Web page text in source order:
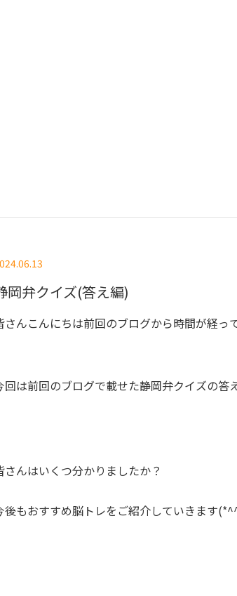
岡弁クイズ(答え編)
さんこんにちは前回のブログから時間が経っ
回は前回のブログで載せた静岡弁クイズの答
さんはいくつ分かりましたか？
後もおすすめ脳トレをご紹介していきます